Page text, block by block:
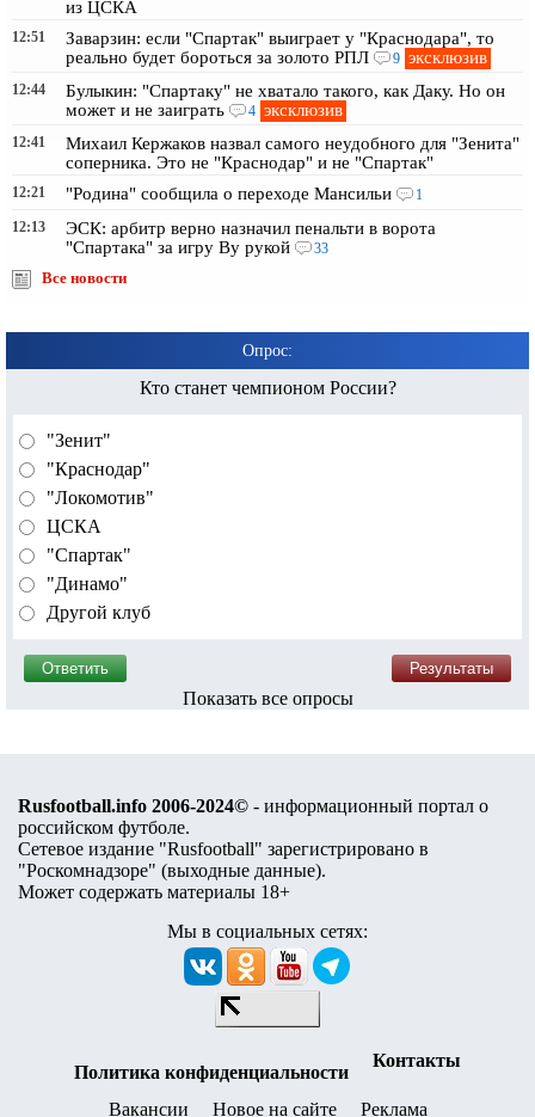
из ЦСКА
12:51
Заварзин: если "Спартак" выиграет у "Краснодара", то
реально будет бороться за золото РПЛ
9 эксклюзив
12:44
Булыкин: "Спартаку" не хватало такого, как Даку. Но он
может и не заиграть
4 эксклюзив
12:41
Михаил Кержаков назвал самого неудобного для "Зенита"
соперника. Это не "Краснодар" и не "Спартак"
12:21 "Родина" сообщила о переходе Мансильи
1
12:13
ЭСК: арбитр верно назначил пенальти в ворота
"Спартака" за игру Ву рукой
33
Все новости
Опрос:
Кто станет чемпионом России?
"Зенит"
"Краснодар"
"Локомотив"
ЦСКА
"Спартак"
"Динамо"
Другой клуб
Показать все опросы
Rusfootball.info 2006-2024© - информационный портал о
российском футболе.
Сетевое издание "Rusfootball" зарегистрировано в
"Роскомнадзоре" (выходные данные).
Может содержать материалы 18+
Мы в социальных сетях:
Политика конфиденциальности
Контакты
Вакансии Новое на сайте Реклама